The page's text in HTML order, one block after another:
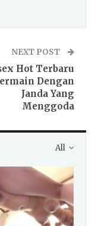
NEXT POST
Hot Terbaru
Dengan
Janda Yang
Menggoda
All